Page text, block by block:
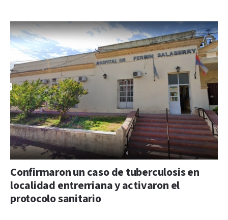
Confirmaron un caso de tuberculosis en
localidad entrerriana y activaron el
protocolo sanitario